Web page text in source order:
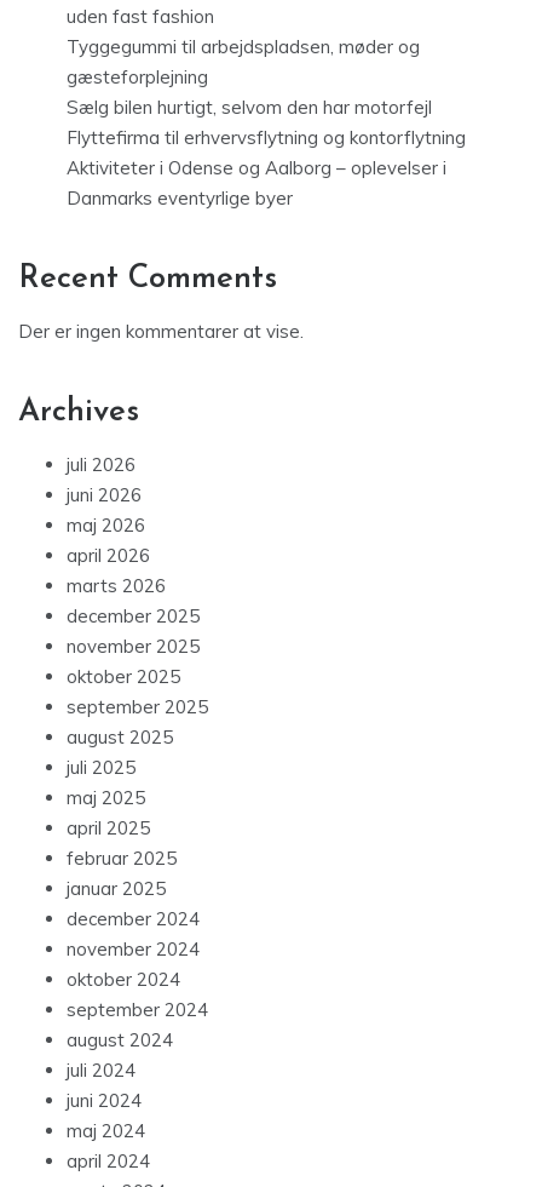
uden fast fashion
Tyggegummi til arbejdspladsen, møder og
gæsteforplejning
Sælg bilen hurtigt, selvom den har motorfejl
Flyttefirma til erhvervsflytning og kontorflytning
Aktiviteter i Odense og Aalborg – oplevelser i
Danmarks eventyrlige byer
Recent Comments
Der er ingen kommentarer at vise.
Archives
juli 2026
juni 2026
maj 2026
april 2026
marts 2026
december 2025
november 2025
oktober 2025
september 2025
august 2025
juli 2025
maj 2025
april 2025
februar 2025
januar 2025
december 2024
november 2024
oktober 2024
september 2024
august 2024
juli 2024
juni 2024
maj 2024
april 2024